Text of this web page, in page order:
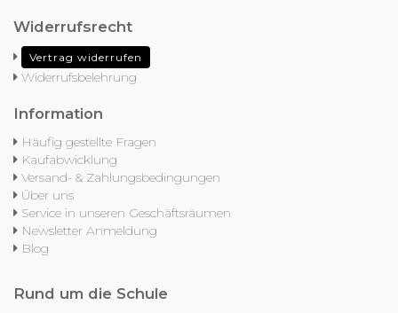
Widerrufsrecht
Vertrag widerrufen
Widerrufsbelehrung
Information
Häufig gestellte Fragen
Kaufabwicklung
Versand- & Zahlungsbedingungen
Über uns
Service in unseren Geschäftsräumen
Newsletter Anmeldung
Blog
Rund um die Schule